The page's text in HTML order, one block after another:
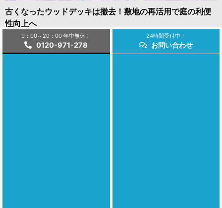
古くなったウッドデッキは撤去！敷地の再活用で庭の利便
性向上へ
2025年10月22日
9：00～20：00 年中無休！
0120-971-278
24時間受付中！
お問い合わせ